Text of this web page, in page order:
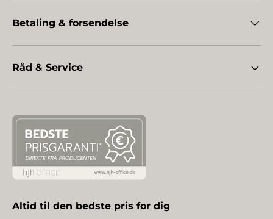
Betaling & forsendelse
Råd & Service
Altid til den bedste pris for dig